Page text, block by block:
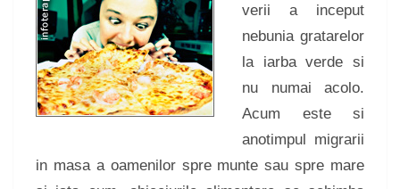
verii a inceput
nebunia gratarelor
la iarba verde si
nu numai acolo.
Acum este si
anotimpul migrarii
in masa a oamenilor spre munte sau spre mare